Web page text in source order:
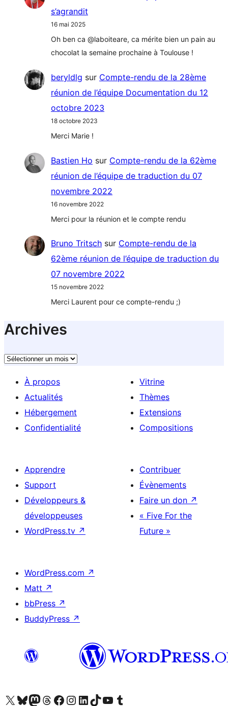
s’agrandit
16 mai 2025
Oh ben ca @laboiteare, ca mérite bien un pain au
chocolat la semaine prochaine à Toulouse !
beryldlg sur Compte-rendu de la 28ème
réunion de l’équipe Documentation du 12
octobre 2023
18 octobre 2023
Merci Marie !
Bastien Ho sur Compte-rendu de la 62ème
réunion de l’équipe de traduction du 07
novembre 2022
16 novembre 2022
Merci pour la réunion et le compte rendu
Bruno Tritsch sur Compte-rendu de la
62ème réunion de l’équipe de traduction du
07 novembre 2022
15 novembre 2022
Merci Laurent pour ce compte-rendu ;)
Archives
Archives
À propos
Actualités
Hébergement
Confidentialité
Vitrine
Thèmes
Extensions
Compositions
Apprendre
Support
Développeurs &
développeuses
WordPress.tv ↗
Contribuer
Évènements
Faire un don ↗
« Five For the
Future »
WordPress.com ↗
Matt ↗
bbPress ↗
BuddyPress ↗
Visitez notre compte X (précédemment Twitter)
Visiter notre compte Bluesky
Visiter notre compte Mastodon
Visiter notre compte Threads
Consulter notre compte Facebook
Consulter notre compte Instagram
Consulter notre compte LinkedIn
Visiter notre compte TokTok
Visiter notre chaîne YouTube
Visiter notre compte Tumblr